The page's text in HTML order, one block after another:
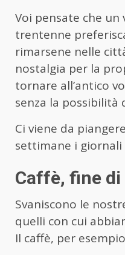
Voi pensate che un
trentenne
rimarsene nelle
nostalgia per la
tornare all’antico
senza la possibilità
Ci viene da
settimane i giornali
Caffè, fine
Svaniscono le
quelli con cui
Il caffè, per